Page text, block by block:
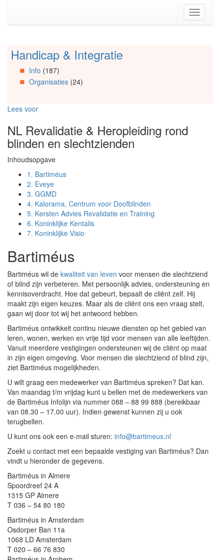
(Accesskey
Toggle
Spring
Artikels
Spring
Spring
Organisaties
Spring
Social
media
Handicap & Integratie
Info (187)
Organisaties(24)
Lees voor
NL Revalidatie & Heropleiding rond
blinden en slechtzienden
Inhoudsopgave
1. Bartiméus
2. Eveye
3. GGMD
4. Kalorama, Centrum voor Doofblinden
5. Kersten Advies Revalidatie en Training
6. Koninklijke Kentalis
7. Koninklijke Visio
Bartiméus
Bartiméus wil de kwaliteit van leven voor mensen die slechtziend
of blind zijn verbeteren. Met persoonlijk advies, ondersteuning en
kennisoverdracht. Hoe dat gebeurt, bepaalt de cliënt zelf. Hij
maakt zijn eigen keuzes. Maar als de cliënt ons een vraag stelt,
gaan wij door tot wij het antwoord hebben.
Bartiméus ontwikkelt continu nieuwe diensten op het gebied van
leren, wonen, werken en vrije tijd voor mensen van alle leeftijden.
Vanuit meerdere vestigingen ondersteunen wij de cliënt op maat
in zijn eigen omgeving. Voor mensen die slechtziend of blind zijn,
ziet Bartiméus mogelijkheden.
U wilt graag een medewerker van Bartiméus spreken? Dat kan.
Van maandag t/m vrijdag kunt u bellen met de medewerkers van
de Bartiméus Infolijn via nummer 088 – 88 99 888 (bereikbaar
van 08.30 – 17.00 uur). Indien gewenst kunnen zij u ook
terugbellen.
U kunt ons ook een e-mail sturen: info@bartimeus.nl
Zoekt u contact met een bepaalde vestiging van Bartiméus? Dan
vindt u hieronder de gegevens.
Bartiméus in Almere
Spoordreef 24 A
1315 GP Almere
T 036 – 54 80 180
Bartiméus in Amsterdam
Osdorper Ban 11a
1068 LD Amsterdam
T 020 – 66 76 830